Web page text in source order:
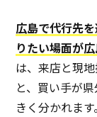
広島で代行先
りたい場面が
は、来店と現
と、買い手が
きく分かれま